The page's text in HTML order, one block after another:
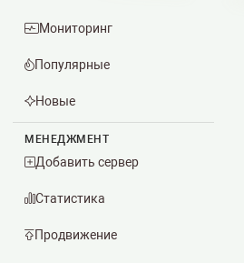
Мониторинг
Популярные
Новые
МЕНЕДЖМЕНТ
Добавить сервер
Статистика
Продвижение